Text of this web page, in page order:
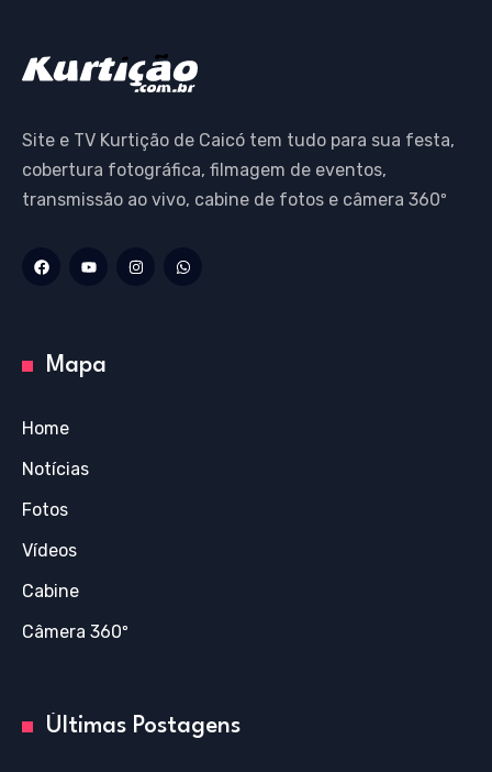
Site e TV Kurtição de Caicó tem tudo para sua festa,
cobertura fotográfica, filmagem de eventos,
transmissão ao vivo, cabine de fotos e câmera 360º
Mapa
Home
Notícias
Fotos
Vídeos
Cabine
Câmera 360º
Últimas Postagens